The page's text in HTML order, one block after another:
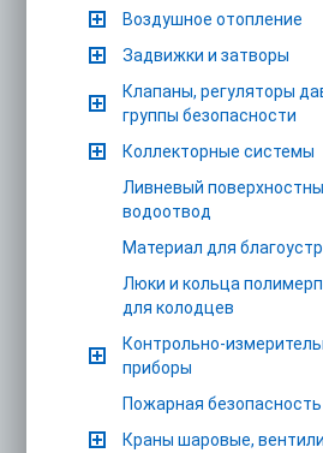
Воздушное отопление
Задвижки и затворы
Клапаны, регуляторы
группы безопасности
Коллекторные системы
Ливневый
водоотвод
Материал для
Люки и кольца
для колодцев
Контрольно-
приборы
Пожарная безопасность
Краны шаровые, вентили